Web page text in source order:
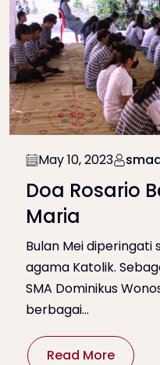
May 10, 2023
Doa Rosario
Maria
Bulan Mei diperingati
agama Katolik.
SMA Dominikus
berbagai...
Read More